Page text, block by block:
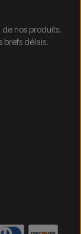
de nos produits.
brefs délais.